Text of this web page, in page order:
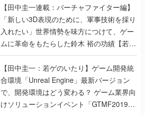
【田中圭一連載：バーチャファイター編】
「新しい3D表現のために、軍事技術を採り
入れたい」世界情勢を味方につけて、ゲー
ムに革命をもたらした鈴木 裕の功績【若ゲ
のいたり】
【田中圭一：若ゲのいたり】ゲーム開発統
合環境「Unreal Engine」最新バージョン
で、開発環境はどう変わる？ ゲーム業界向
けソリューションイベント「GTMF2019」